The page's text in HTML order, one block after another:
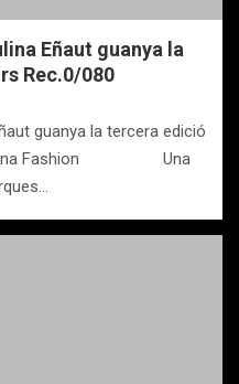
Eñaut guanya la
Rec.0/080
guanya la tercera edició
Fashion Una